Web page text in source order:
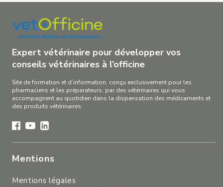
Expert vétérinaire pour développer vos
conseils vétérinaires à l’officine
Site de formation et d’information, conçu exclusivement pour les
pharmaciens et les préparateurs, par des vétérinaires qui vous
accompagnent au quotidien dans la dispensation des médicaments et
des produits vétérinaires.
Mentions
Mentions légales